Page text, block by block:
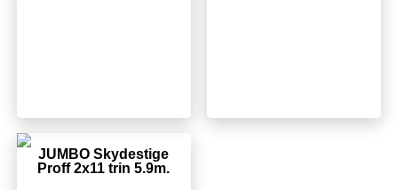
JUMBO Skydestige
Proff 2x11 trin 5.9m.